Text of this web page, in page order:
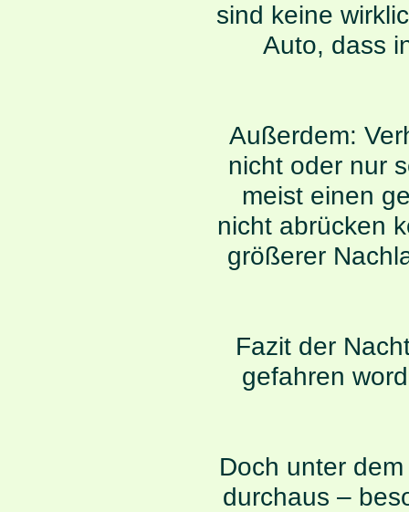
sind keine
Auto, dass
Außerdem:
nicht oder nur
meist einen
nicht abrücken
größerer
Fazit der
gefahren
Doch unter
durchaus –